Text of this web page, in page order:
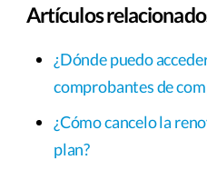
Artículos
¿Dónde puedo
comprobantes de
¿Cómo cancelo la
plan?